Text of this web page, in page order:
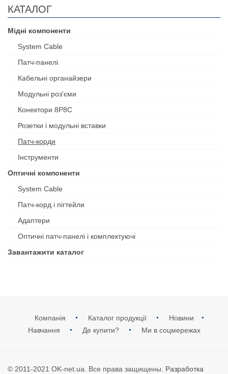
КАТАЛОГ
Мідні компоненти
System Cable
Патч-панелі
Кабельні органайзери
Модульні роз'єми
Конектори 8P8C
Розетки і модульні вставки
Патч-корди
Інструменти
Оптичні компоненти
System Cable
Патч-корд і пігтейли
Адаптери
Оптичні патч-панелі і комплектуючі
Завантажити каталог
Компанія Каталог продукції
Новини
Навчання
Де купити? Ми в соцмережах
© 2011-2021 OK-net.ua. Все права защищены. Разработка